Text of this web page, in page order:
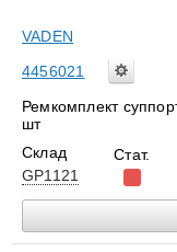
VADEN
4456021
Ремкомплект
шт
Склад
GP1121
Стат.